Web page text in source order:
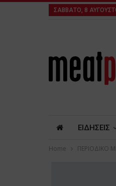
ΣΆΒΒΑΤΟ, 8
ΕΙΔΗΣΕΙΣ
Home ΠΕΡΙΟΔΙΚΟ